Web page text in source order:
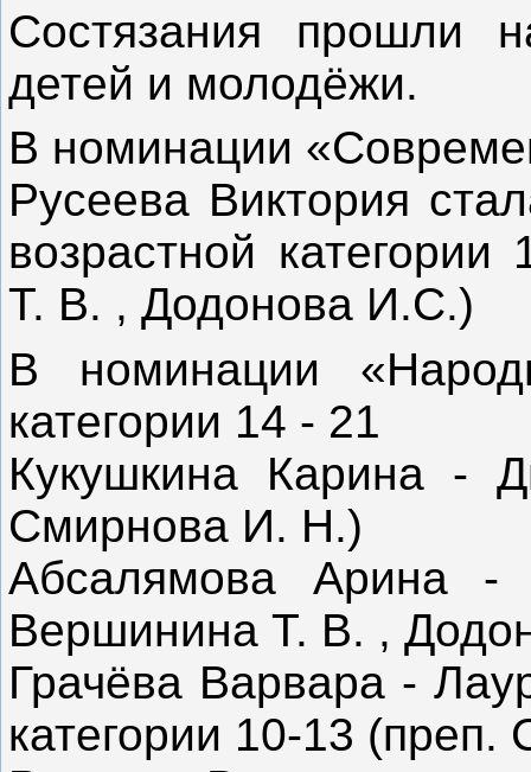
Состязания прошли
детей и молодёжи.
В номинации
Русеева Виктория
возрастной
Т. В. , Додонова И.С.)
В номинации
категории 14 - 21
Кукушкина Карина -
Смирнова И. Н.)
Абсалямова Арина -
Вершинина Т. В. ,
Грачёва Варвара -
категории 10-13